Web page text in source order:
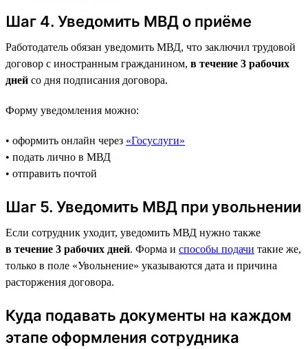
Шаг 4. Уведомить МВД о приёме
Работодатель обязан уведомить МВД, что заключил трудовой
договор с иностранным гражданином, в течение 3 рабочих
дней со дня подписания договора.
Форму уведомления можно:
• оформить онлайн через «Госуслуги»
• подать лично в МВД
• отправить почтой
Шаг 5. Уведомить МВД при увольнении
Если сотрудник уходит, уведомить МВД нужно также
в течение 3 рабочих дней. Форма и способы подачи такие же,
только в поле «Увольнение» указываются дата и причина
расторжения договора.
Куда подавать документы на каждом
этапе оформления сотрудника